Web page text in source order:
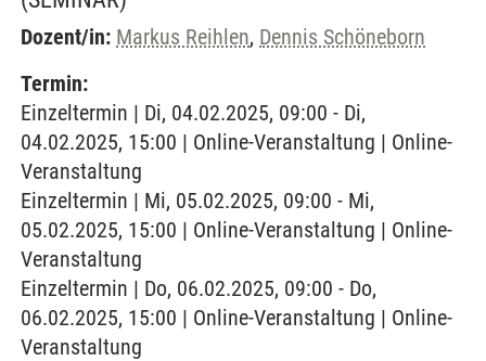
Dozent/in: Markus Reihlen, Dennis Schöneborn
Termin:
Einzeltermin | Di, 04.02.2025, 09:00 - Di,
04.02.2025, 15:00 | Online-Veranstaltung | Online-
Veranstaltung
Einzeltermin | Mi, 05.02.2025, 09:00 - Mi,
05.02.2025, 15:00 | Online-Veranstaltung | Online-
Veranstaltung
Einzeltermin | Do, 06.02.2025, 09:00 - Do,
06.02.2025, 15:00 | Online-Veranstaltung | Online-
Veranstaltung